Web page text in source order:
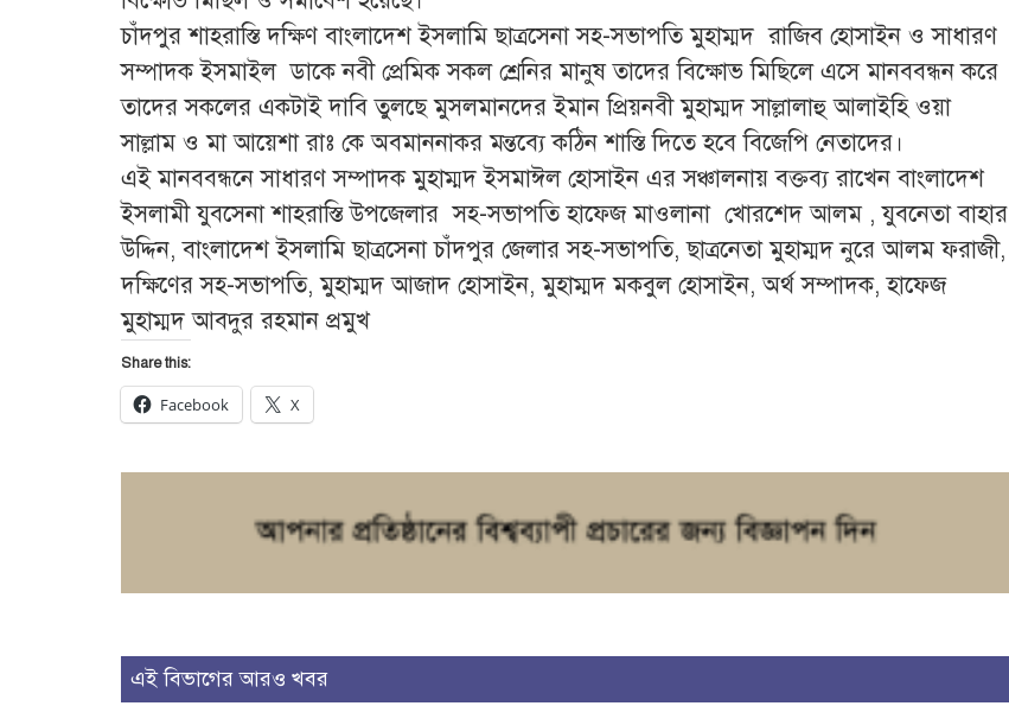
চাঁদপুর শাহরাস্তি দক্ষিণ বাংলাদেশ ইসলামি ছাত্রসেনা সহ-সভাপতি মুহাম্মদ রাজিব হোসাইন ও সাধারণ
সম্পাদক ইসমাইল ডাকে নবী প্রেমিক সকল শ্রেনির মানুষ তাদের বিক্ষোভ মিছিলে এসে মানববন্ধন করে
তাদের সকলের একটাই দাবি তুলছে মুসলমানদের ইমান প্রিয়নবী মুহাম্মদ সাল্লালাহু আলাইহি ওয়া
সাল্লাম ও মা আয়েশা রাঃ কে অবমাননাকর মন্তব্যে কঠিন শাস্তি দিতে হবে বিজেপি নেতাদের।
এই মানববন্ধনে সাধারণ সম্পাদক মুহাম্মদ ইসমাঈল হোসাইন এর সঞ্চালনায় বক্তব্য রাখেন বাংলাদেশ
ইসলামী যুবসেনা শাহরাস্তি উপজেলার সহ-সভাপতি হাফেজ মাওলানা খোরশেদ আলম , যুবনেতা বাহার
উদ্দিন, বাংলাদেশ ইসলামি ছাত্রসেনা চাঁদপুর জেলার সহ-সভাপতি, ছাত্রনেতা মুহাম্মদ নুরে আলম ফরাজী,
দক্ষিণের সহ-সভাপতি, মুহাম্মদ আজাদ হোসাইন, মুহাম্মদ মকবুল হোসাইন, অর্থ সম্পাদক, হাফেজ
মুহাম্মদ আবদুর রহমান প্রমুখ
Share this:
Facebook X
এই বিভাগের আরও খবর